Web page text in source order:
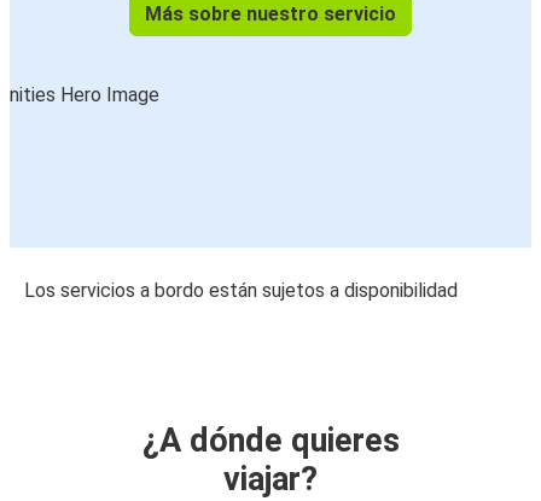
Más sobre nuestro servicio
Los servicios a bordo están sujetos a disponibilidad
¿A dónde quieres
viajar?